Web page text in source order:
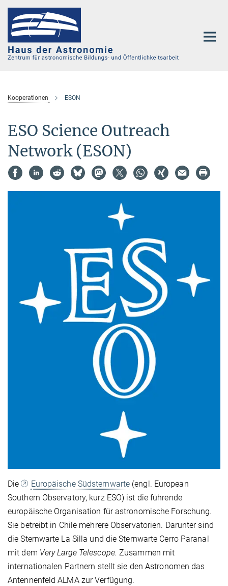
Hauptinhalt
Kooperationen ESON
ESO Science Outreach
Network (ESON)
Die Europäische Südsternwarte (engl. European
Southern Observatory, kurz ESO) ist die führende
europäische Organisation für astronomische Forschung.
Sie betreibt in Chile mehrere Observatorien. Darunter sind
die Sternwarte La Silla und die Sternwarte Cerro Paranal
mit dem Very Large Telescope. Zusammen mit
internationalen Partnern stellt sie den Astronomen das
Antennenfeld ALMA zur Verfügung.